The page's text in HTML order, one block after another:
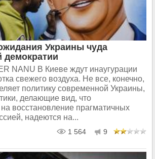
Украины чуда
демократии
NANU В Киеве ждут инаугурации
свежего воздуха. Не все, конечно,
политику современной Украины,
делающие вид, что
восстановление прагматичных
надеются на...
1 564 9